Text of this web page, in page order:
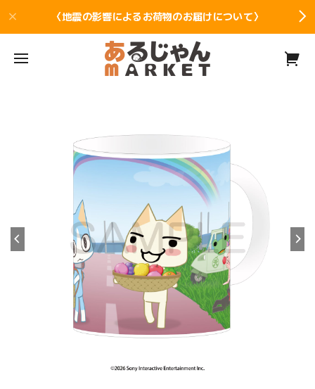
〈地震の影響によるお荷物のお届けについて〉